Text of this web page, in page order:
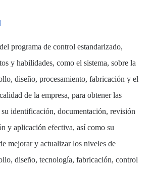
programa de control estandarizado,
y habilidades, como el sistema, sobre la
diseño, procesamiento, fabricación y el
de la empresa, para obtener las
su identificación, documentación, revisión
y aplicación efectiva, así como su
mejorar y actualizar los niveles de
diseño, tecnología, fabricación, control